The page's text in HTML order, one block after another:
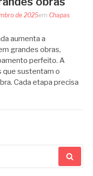
de 2025em Chapas
aumenta a
grandes obras,
perfeito. A
que sustentam o
Cada etapa precisa